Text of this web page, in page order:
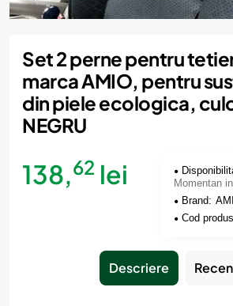
Momentan indisponibil
Set 2 perne pentru
marca AMIO, pentru
din piele ecologica,
NEGRU
138,62 lei
Momentan
Brand:
Cod
Descriere